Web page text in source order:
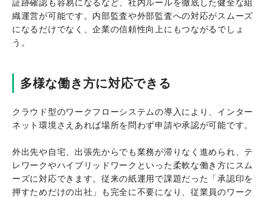
証跡確認も容易になるなど、社内ルールを徹底した健全な組
織運営が可能です。内部監査や外部監査への対応がスムーズ
になるだけでなく、企業の信頼性向上にもつながるでしょ
う。
多様な働き方に対応できる
クラウド型のワークフローシステムの導入により、インター
ネット環境さえあれば場所を問わず申請や承認が可能です。
外出先や自宅、出張先からでも業務が滞りなく進められ、テ
レワークやハイブリッドワークといった柔軟な働き方にスム
ーズに対応できます。従来の紙運用で課題だった「承認印を
押すためだけの出社」も完全に不要になり、従業員のワーク